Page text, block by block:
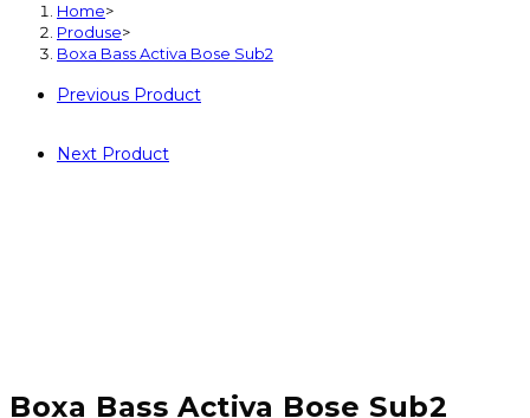
Home>
Produse>
Boxa Bass Activa Bose Sub2
Previous Product
Next Product
Boxa Bass Activa Bose Sub2